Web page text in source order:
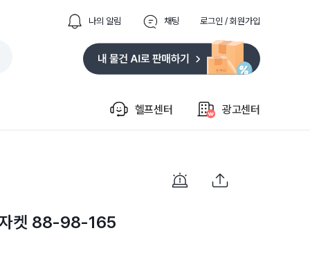
나의 알림 채팅 로그인 / 회원가입
헬프센터 광고센터
자켓 88-98-165